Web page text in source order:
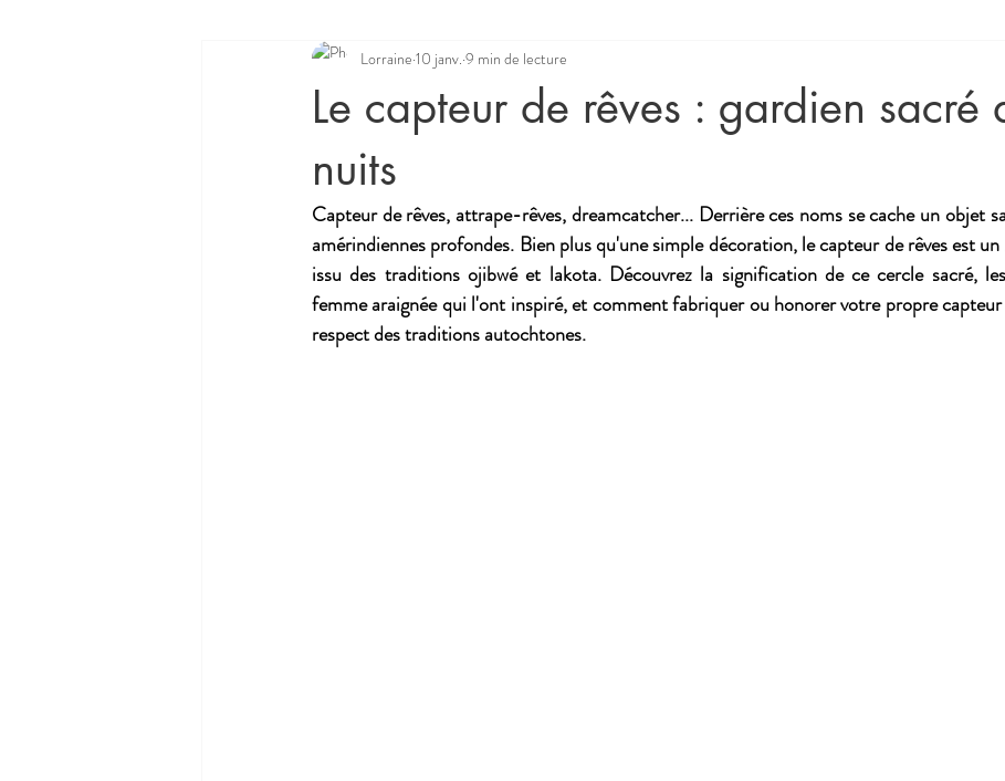
Le capteur de rêves : gardien sacré
nuits
Lorraine 10 janv. 9 min de lecture
Capteur de rêves, attrape-rêves, dreamcatcher... Derrière ces noms se cache un objet
amérindiennes profondes. Bien plus qu'une simple décoration, le capteur de rêves est
issu des traditions ojibwé et lakota. Découvrez la signification de ce cercle sacré,
femme araignée qui l'ont inspiré, et comment fabriquer ou honorer votre propre capteur
respect des traditions autochtones.